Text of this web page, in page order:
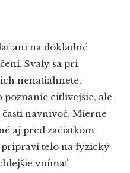
ani na dôkladné
Svaly sa pri
nenatiahnete,
citlivejšie, ale
navnivoč. Mierne
aj pred začiatkom
pripraví telo na fyzický
vnímať